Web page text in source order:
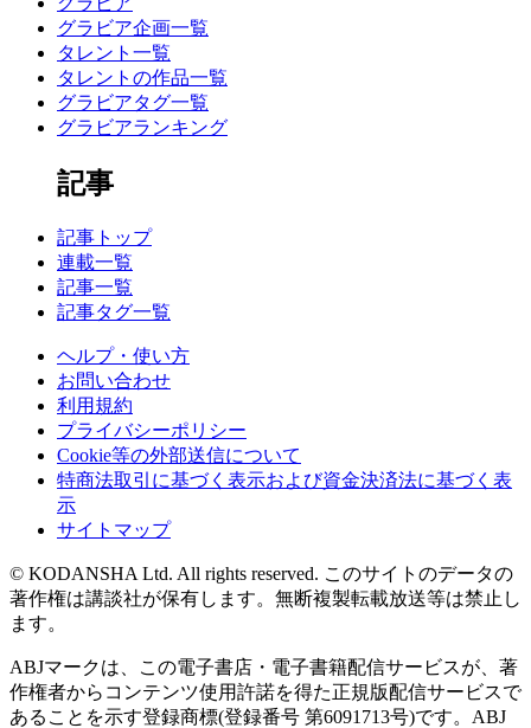
グラビア企画一覧
タレント一覧
タレントの作品一覧
グラビアタグ一覧
グラビアランキング
記事
記事トップ
連載一覧
記事一覧
記事タグ一覧
ヘルプ・使い方
お問い合わせ
利用規約
プライバシーポリシー
Cookie等の外部送信について
特商法取引に基づく表示および資金決済法に基づく表
示
サイトマップ
© KODANSHA Ltd. All rights reserved. このサイトのデータの
著作権は講談社が保有します。無断複製転載放送等は禁止し
ます。
ABJマークは、この電子書店・電子書籍配信サービスが、著
作権者からコンテンツ使用許諾を得た正規版配信サービスで
あることを示す登録商標(登録番号 第6091713号)です。ABJ